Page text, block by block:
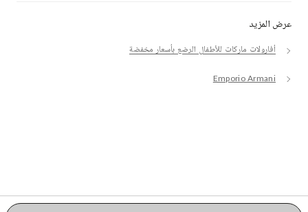
عرض المزيد
أفارولات ماركات للأطفال الرضع بأسعار مخفضة
Emporio Armani